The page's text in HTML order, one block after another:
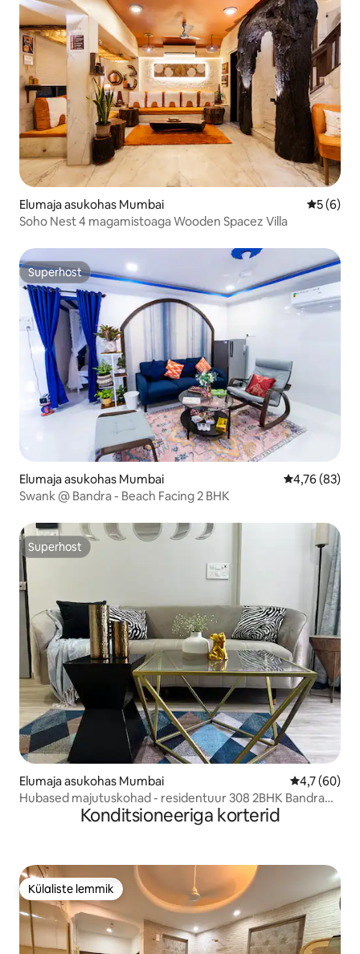
Elumaja asukohas Mumbai
5 (6)
Soho Nest 4 magamistoaga Wooden Spacez Villa
Superhost
Superhost
Elumaja asukohas Mumbai Keskmine
4,76 (83)
Swank @ Bandra - Beach Facing 2 BHK
Superhost
Superhost
Elumaja asukohas Mumbai Keskmine
4,7 (60)
Hubased majutuskohad - residentuur 308 2BHK Bandra
Konditsioneeriga korterid
Külaliste lemmik
Külaliste lemmik